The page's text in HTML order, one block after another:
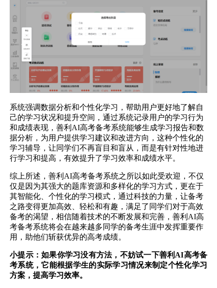
系统强调数据分析和个性化学习，帮助用户更好地了解自
己的学习状况和提升空间，通过系统记录用户的学习行为
和成绩表现，善利AI高考备考系统能够生成学习报告和数
据分析，为用户提供学习建议和改进方向，这种个性化的
学习辅导，让同学们不再盲目和盲从，而是有针对性地进
行学习和提高，有效提升了学习效率和成绩水平。
综上所述，善利AI高考备考系统之所以如此受欢迎，不仅
仅是因为其强大的题库资源和多样化的学习方式，更在于
其智能化、个性化的学习模式，通过科技的力量，让备考
之路变得更加高效、轻松和有趣，满足了同学们对于高效
备考的渴望，相信随着技术的不断发展和完善，善利AI高
考备考系统将会在越来越多同学的备考生涯中发挥重要作
用，助他们斩获优异的高考成绩。
小提示：如果你学习没有方法，不妨试一下善利AI高考备
考系统，它能根据学生的实际学习情况来制定个性化学习
方案，提高学习效率。